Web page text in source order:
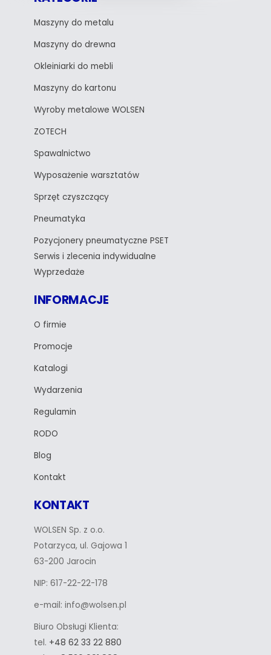
Maszyny do metalu
Maszyny do drewna
Okleiniarki do mebli
Maszyny do kartonu
Wyroby metalowe WOLSEN
ZOTECH
Spawalnictwo
Wyposażenie warsztatów
Sprzęt czyszczący
Pneumatyka
Pozycjonery pneumatyczne PSET
Serwis i zlecenia indywidualne
Wyprzedaże
INFORMACJE
O firmie
Promocje
Katalogi
Wydarzenia
Regulamin
RODO
Blog
Kontakt
KONTAKT
WOLSEN Sp. z o.o.
Potarzyca, ul. Gajowa 1
63-200 Jarocin
NIP: 617-22-22-178
e-mail: info@wolsen.pl
Biuro Obsługi Klienta:
tel. +48 62 33 22 880